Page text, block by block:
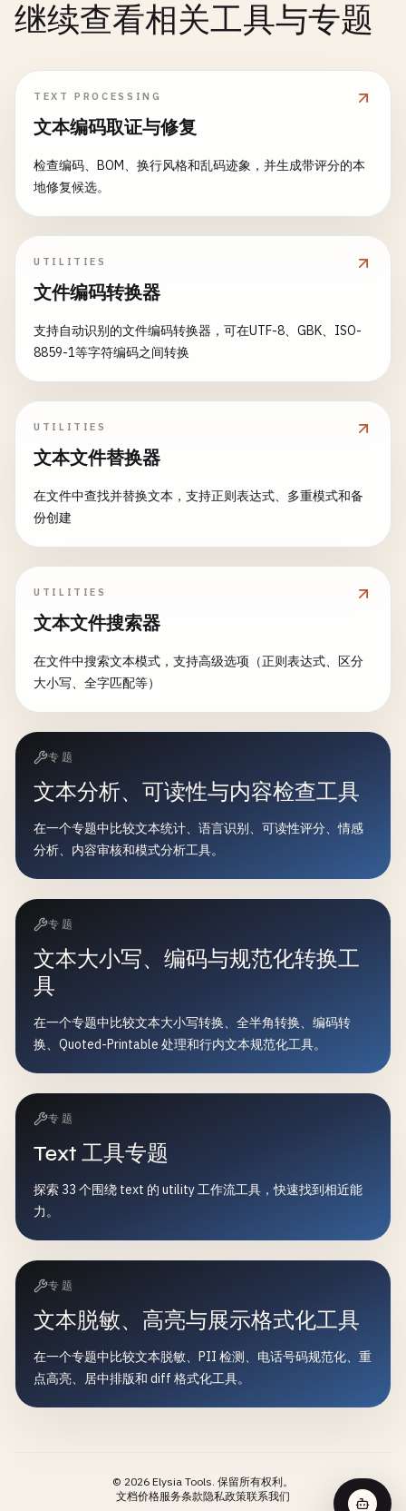
继续查看相关工具与专题
TEXT PROCESSING
文本编码取证与修复
检查编码、BOM、换行风格和乱码迹象，并生成带评分的本
地修复候选。
UTILITIES
文件编码转换器
支持自动识别的文件编码转换器，可在UTF-8、GBK、ISO-
8859-1等字符编码之间转换
UTILITIES
文本文件替换器
在文件中查找并替换文本，支持正则表达式、多重模式和备
份创建
UTILITIES
文本文件搜索器
在文件中搜索文本模式，支持高级选项（正则表达式、区分
大小写、全字匹配等）
专题
文本分析、可读性与内容检查工具
在一个专题中比较文本统计、语言识别、可读性评分、情感
分析、内容审核和模式分析工具。
专题
文本大小写、编码与规范化转换工
具
在一个专题中比较文本大小写转换、全半角转换、编码转
换、Quoted-Printable 处理和行内文本规范化工具。
专题
Text 工具专题
探索 33 个围绕 text 的 utility 工作流工具，快速找到相近能
力。
专题
文本脱敏、高亮与展示格式化工具
在一个专题中比较文本脱敏、PII 检测、电话号码规范化、重
点高亮、居中排版和 diff 格式化工具。
© 2026 Elysia Tools. 保留所有权利。
文档价格服务条款隐私政策联系我们